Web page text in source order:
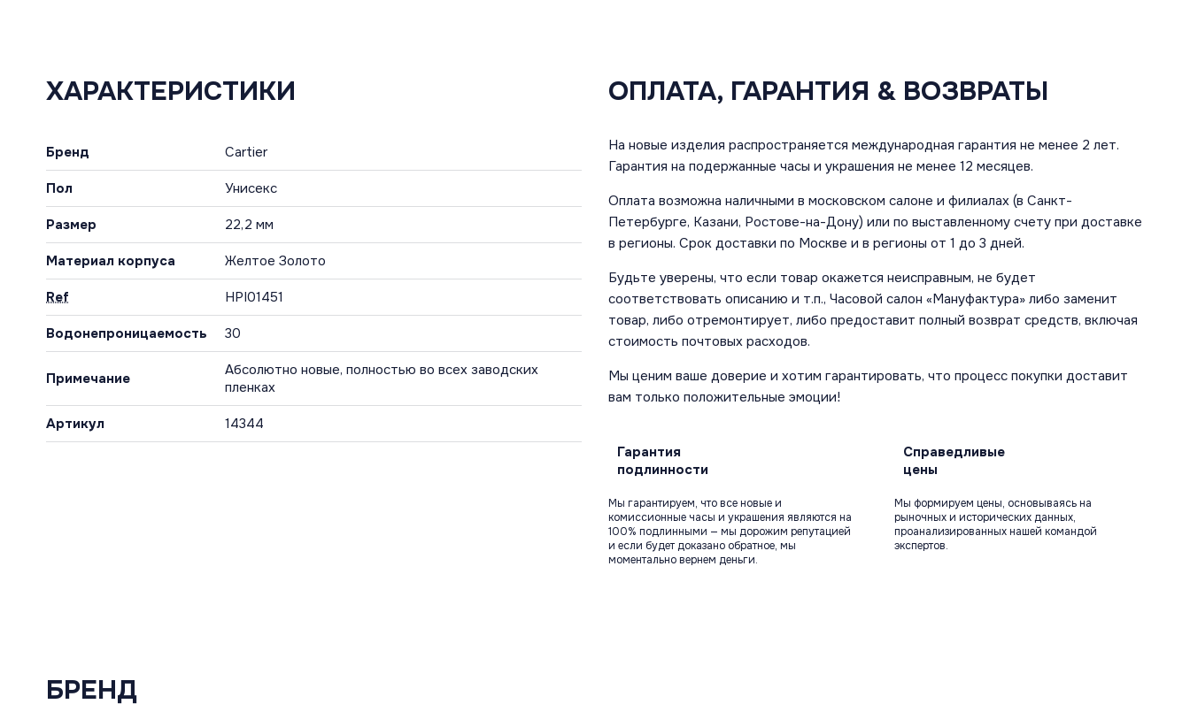
ХАРАКТЕРИСТИКИ
Бренд Cartier
Пол Унисекс
Размер 22,2 мм
Материал корпуса Желтое Золото
Ref HPI01451
Водонепроницаемость 30
Примечание
Абсолютно новые, полностью во всех заводских
пленках
Артикул 14344
ОПЛАТА, ГАРАНТИЯ & ВОЗВРАТЫ
На новые изделия распространяется международная гарантия не менее 2 лет.
Гарантия на подержанные часы и украшения не менее 12 месяцев.
Оплата возможна наличными в московском салоне и филиалах (в Санкт-
Петербурге, Казани, Ростове-на-Дону) или по выставленному счету при доставке
в регионы. Срок доставки по Москве и в регионы от 1 до 3 дней.
Будьте уверены, что если товар окажется неисправным, не будет
соответствовать описанию и т.п., Часовой салон «Мануфактура» либо заменит
товар, либо отремонтирует, либо предоставит полный возврат средств, включая
стоимость почтовых расходов.
Мы ценим ваше доверие и хотим гарантировать, что процесс покупки доставит
вам только положительные эмоции!
Гарантия
подлинности
Мы гарантируем, что все новые и
комиссионные часы и украшения являются на
100% подлинными — мы дорожим репутацией
и если будет доказано обратное, мы
моментально вернем деньги.
Справедливые
цены
Мы формируем цены, основываясь на
рыночных и исторических данных,
проанализированных нашей командой
экспертов.
БРЕНД